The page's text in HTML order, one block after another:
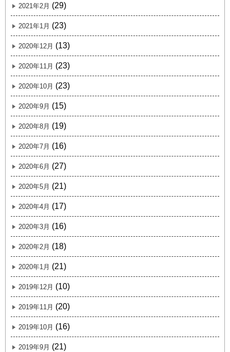
2021年2月 (29)
2021年1月 (23)
2020年12月 (13)
2020年11月 (23)
2020年10月 (23)
2020年9月 (15)
2020年8月 (19)
2020年7月 (16)
2020年6月 (27)
2020年5月 (21)
2020年4月 (17)
2020年3月 (16)
2020年2月 (18)
2020年1月 (21)
2019年12月 (10)
2019年11月 (20)
2019年10月 (16)
2019年9月 (21)